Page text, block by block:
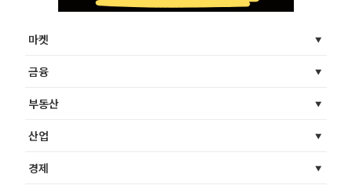
마켓
금융
부동산
산업
경제